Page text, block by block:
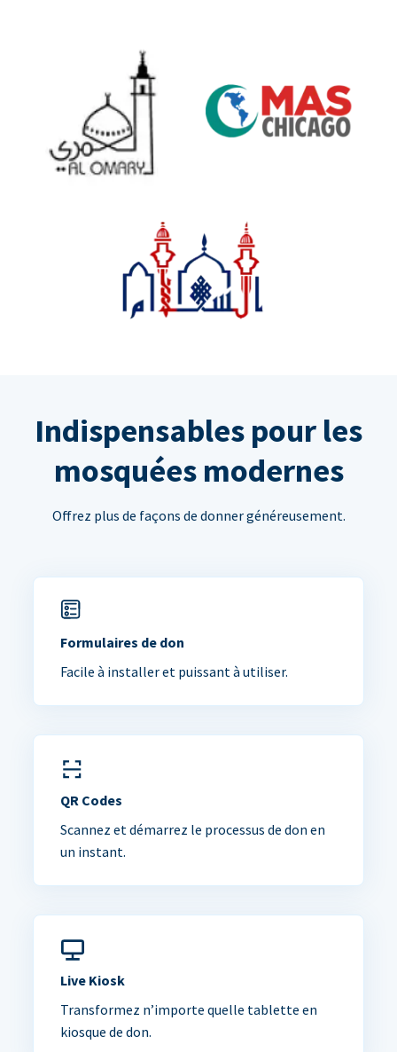
Indispensables pour les
mosquées modernes
Offrez plus de façons de donner généreusement.
Formulaires de don
Facile à installer et puissant à utiliser.
QR Codes
Scannez et démarrez le processus de don en
un instant.
Live Kiosk
Transformez n’importe quelle tablette en
kiosque de don.